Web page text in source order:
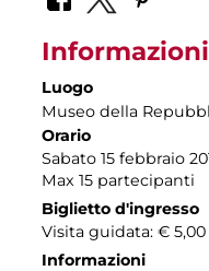
Informazioni
Luogo
Museo della
Orario
Sabato 15 febbraio
Max 15 partecipanti
Biglietto d'ingresso
Visita guidata: €
Informazioni